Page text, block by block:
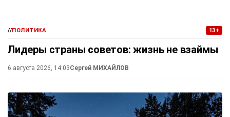
//ПОЛИТИКА 13+
Лидеры страны советов: жизнь не взаймы
6 августа 2026, 14:03Сергей МИХАЙЛОВ